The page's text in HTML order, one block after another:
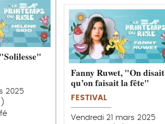
2025
Fanny Ruwet, "On disait
qu’on faisait la fête"
FESTIVAL
Vendredi 21 mars 2025